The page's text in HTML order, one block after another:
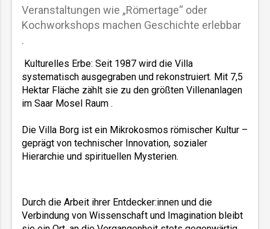
Veranstaltungen wie „Römertage“ oder
Kochworkshops machen Geschichte erlebbar
.
Kulturelles Erbe: Seit 1987 wird die Villa
systematisch ausgegraben und rekonstruiert. Mit 7,5
Hektar Fläche zählt sie zu den größten Villenanlagen
im Saar Mosel Raum .
Die Villa Borg ist ein Mikrokosmos römischer Kultur –
geprägt von technischer Innovation, sozialer
Hierarchie und spirituellen Mysterien.
Durch die Arbeit ihrer Entdecker:innen und die
Verbindung von Wissenschaft und Imagination bleibt